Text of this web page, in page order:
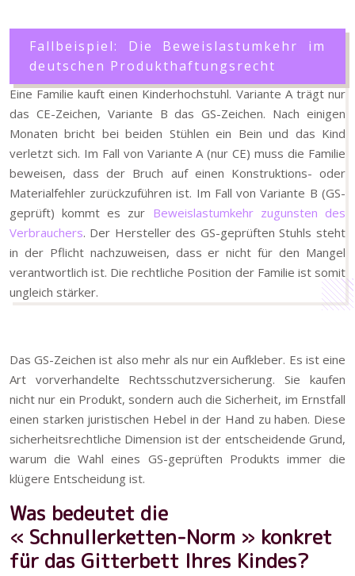
Fallbeispiel: Die Beweislastumkehr im
deutschen Produkthaftungsrecht
Eine Familie kauft einen Kinderhochstuhl. Variante A trägt nur
das CE-Zeichen, Variante B das GS-Zeichen. Nach einigen
Monaten bricht bei beiden Stühlen ein Bein und das Kind
verletzt sich. Im Fall von Variante A (nur CE) muss die Familie
beweisen, dass der Bruch auf einen Konstruktions- oder
Materialfehler zurückzuführen ist. Im Fall von Variante B (GS-
geprüft) kommt es zur Beweislastumkehr zugunsten des
Verbrauchers. Der Hersteller des GS-geprüften Stuhls steht
in der Pflicht nachzuweisen, dass er nicht für den Mangel
verantwortlich ist. Die rechtliche Position der Familie ist somit
ungleich stärker.
Das GS-Zeichen ist also mehr als nur ein Aufkleber. Es ist eine
Art vorverhandelte Rechtsschutzversicherung. Sie kaufen
nicht nur ein Produkt, sondern auch die Sicherheit, im Ernstfall
einen starken juristischen Hebel in der Hand zu haben. Diese
sicherheitsrechtliche Dimension ist der entscheidende Grund,
warum die Wahl eines GS-geprüften Produkts immer die
klügere Entscheidung ist.
Was bedeutet die
« Schnullerketten-Norm » konkret
für das Gitterbett Ihres Kindes?